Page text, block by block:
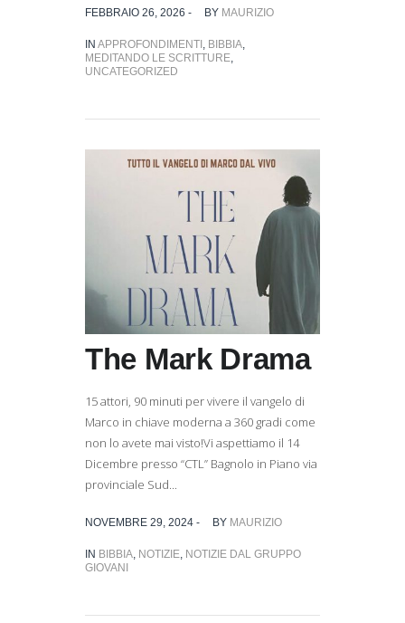
FEBBRAIO 26, 2026 - BY MAURIZIO
IN APPROFONDIMENTI BIBBIA
MEDITANDO LE SCRITTURE
UNCATEGORIZED
The Mark Drama
15 attori, 90 minuti per vivere il vangelo di
Marco in chiave moderna a 360 gradi come
non lo avete mai visto!Vi aspettiamo il 14
Dicembre presso “CTL” Bagnolo in Piano via
provinciale Sud...
NOVEMBRE 29, 2024 - BY MAURIZIO
IN BIBBIA, NOTIZIE, NOTIZIE DAL GRUPPO
GIOVANI